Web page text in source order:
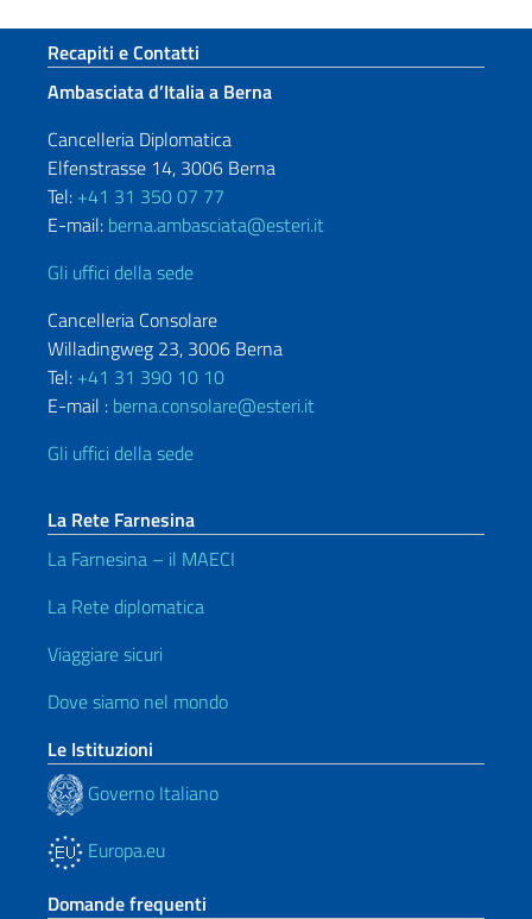
Sezione footer
Recapiti e Contatti
Ambasciata d’Italia a Berna
Cancelleria Diplomatica
Elfenstrasse 14, 3006 Berna
Tel: +41 31 350 07 77
E-mail: berna.ambasciata@esteri.it
Gli uffici della sede
Cancelleria Consolare
Willadingweg 23, 3006 Berna
Tel: +41 31 390 10 10
E-mail : berna.consolare@esteri.it
Gli uffici della sede
La Rete Farnesina
La Farnesina – il MAECI
La Rete diplomatica
Viaggiare sicuri
Dove siamo nel mondo
Le Istituzioni
Governo Italiano
Europa.eu
Domande frequenti